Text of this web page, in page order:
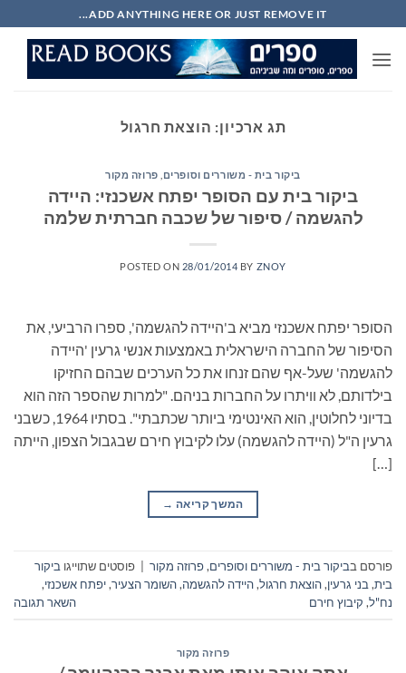
to
content
ADD ANYTHING HERE OR JUST REMOVE IT...
תג ארכיון: הוצאת חרגול
ביקור בית - משוררים וסופרים פרוזה מקור
ביקור בית עם הסופר יפתח אשכנזי: היידה
להגשמה / סיפור של שכבה חברתית שלמה
POSTED ON 28/01/2014 BY ZNOY
הסופר יפתח אשכנזי מביא ב'היידה להגשמה', ספרו הרביעי, את
הסיפור של החברה הישראלית באמצעות אנשי גרעין 'היידה
להגשמה' שעל-אף שהם זנחו את כל הערכים שבהם החזיקו
בילדותם, לא וויתרו על החברות בניהם. "למרות שהספר הזה הוא
בדיוני לחלוטין, הוא האינטימי ביותר שכתבתי". בסתיו 1964, כשבני
גרעין ה"ל (היידה להגשמה) עלו לקיבוץ חירם שבגבול הצפון, הייתה
[…]
המשך קריאה →
פורסם בביקור בית - משוררים וסופרים,פרוזה מקור פוסטים שתוייגו ביקור
בית, בני גרעין,הוצאת חרגול,היידה להגשמה,השומר הצעיר,יפתח אשכנזי,
נח"ל, קיבוץ חירם השאר תגובה
פרוזה מקור